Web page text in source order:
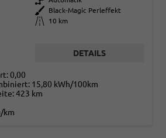
Außenfarbe
Black-Magic Perleffekt
Kilometerstand
10 km
DETAILS
0,00
15,80 kWh/100km
423 km
km